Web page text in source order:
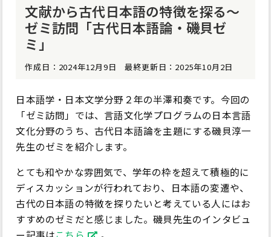
文献から古代日本語の特徴を探る～
ゼミ訪問「古代日本語論・磯貝ゼ
ミ」
作成日：2024年12月9日 最終更新日：2025年10月2日
日本語学・日本文学分野２年の半澤和奏です。今回の
「ゼミ訪問」では、言語文化学プログラムの日本言語
文化分野のうち、古代日本語論を主題にする磯貝淳一
先生のゼミを紹介します。
とても和やかな雰囲気で、学年の枠を超えて積極的に
ディスカッションが行われており、日本語の変遷や、
古代の日本語の特徴を探りたいと考えている人にはお
すすめのゼミだと感じました。磯貝先生のインタビュ
ー記事はこちら 。